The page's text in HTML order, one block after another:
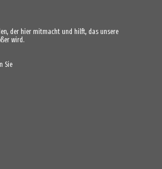
der hier mitmacht und hilft, das unsere
wird.
Sie